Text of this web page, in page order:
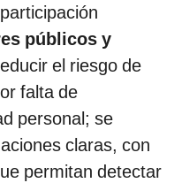
públicos y
el riesgo de
falta de
personal; se
claras, con
permitan detectar